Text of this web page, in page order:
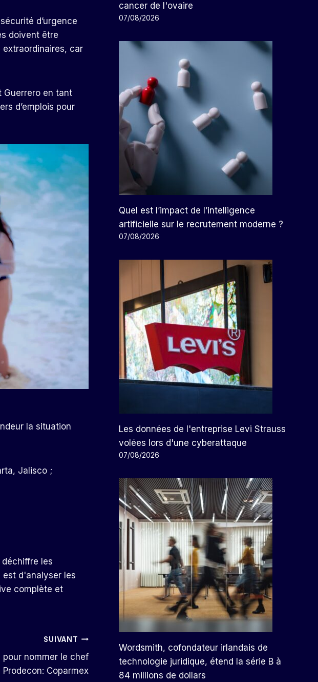
d’urgence
doivent être
extraordinaires, car
Guerrero en tant
d’emplois pour
la situation
Jalisco ;
les
est d'analyser les
complète et
SUIVANT
pour nommer le chef
Prodecon: Coparmex
cancer de l'ovaire
07/08/2026
Quel est l’impact de l’intelligence
artificielle sur le recrutement moderne ?
07/08/2026
Les données de l'entreprise Levi Strauss
volées lors d'une cyberattaque
07/08/2026
Wordsmith, cofondateur irlandais de
technologie juridique, étend la série B à
84 millions de dollars